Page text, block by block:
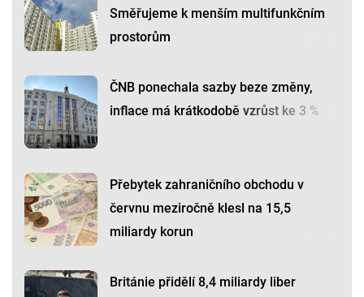
Směřujeme k menším multifunkčním
prostorům
ČNB ponechala sazby beze změny,
inflace má krátkodobě vzrůst ke 3 %
Přebytek zahraničního obchodu v
červnu meziročně klesl na 15,5
miliardy korun
Británie přidělí 8,4 miliardy liber